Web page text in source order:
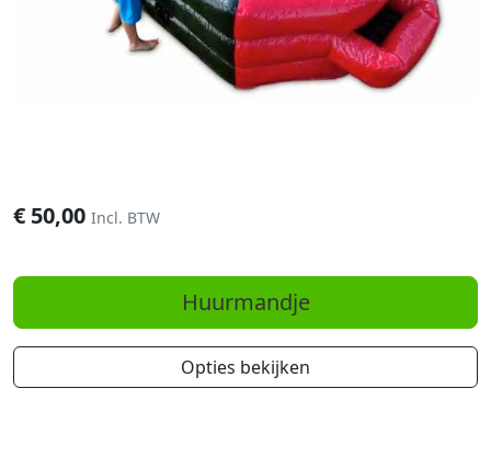
€ 50,00 Incl. BTW
Huurmandje
Opties bekijken